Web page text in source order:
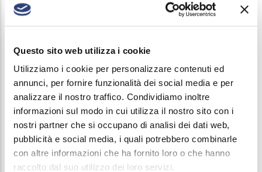
Questo sito web utilizza i cookie
Utilizziamo i cookie per personalizzare contenuti ed
annunci, per fornire funzionalità dei social media e per
analizzare il nostro traffico. Condividiamo inoltre
informazioni sul modo in cui utilizza il nostro sito con i
nostri partner che si occupano di analisi dei dati web,
pubblicità e social media, i quali potrebbero combinarle
con altre informazioni che ha fornito loro o che hanno
raccolto dal suo utilizzo dei loro servizi.
AQUEDUCT INTERRUPTIONS 5 FEBRUARY, 2025
streets:
Via G. Rossini, Via Argilla e Traverse, Via San
Marco e Traverse, Via della Torre, Via San Rocco,
Via Carlo Magno